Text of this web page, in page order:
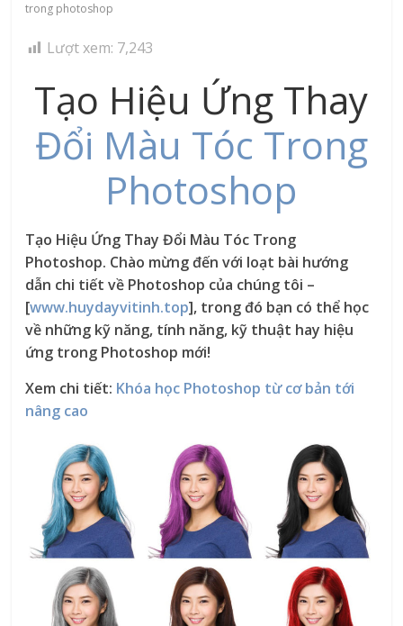
trong photoshop
Lượt xem: 7,243
Tạo Hiệu Ứng Thay
Đổi Màu Tóc Trong
Photoshop
Tạo Hiệu Ứng Thay Đổi Màu Tóc Trong
Photoshop. Chào mừng đến với loạt bài hướng
dẫn chi tiết về Photoshop của chúng tôi –
[www.huydayvitinh.top], trong đó bạn có thể học
về những kỹ năng, tính năng, kỹ thuật hay hiệu
ứng trong Photoshop mới!
Xem chi tiết: Khóa học Photoshop từ cơ bản tới
nâng cao